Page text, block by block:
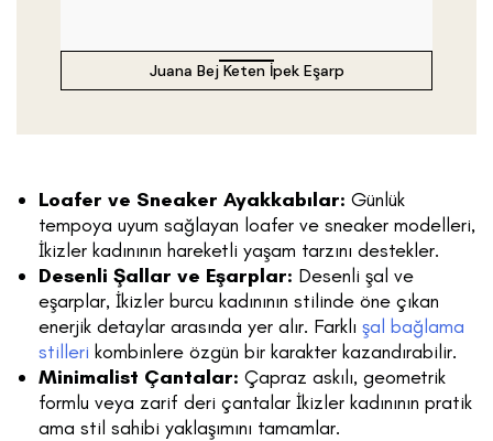
Juana Bej Keten İpek Eşarp
Loafer ve Sneaker Ayakkabılar: Günlük
tempoya uyum sağlayan loafer ve sneaker modelleri,
İkizler kadınının hareketli yaşam tarzını destekler.
Desenli Şallar ve Eşarplar: Desenli şal ve
eşarplar, İkizler burcu kadınının stilinde öne çıkan
enerjik detaylar arasında yer alır. Farklı şal bağlama
stilleri kombinlere özgün bir karakter kazandırabilir.
Minimalist Çantalar: Çapraz askılı, geometrik
formlu veya zarif deri çantalar İkizler kadınının pratik
ama stil sahibi yaklaşımını tamamlar.